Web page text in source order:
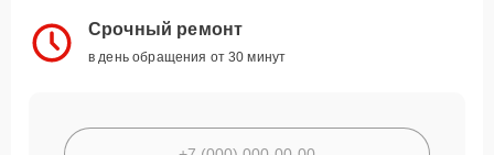
Срочный ремонт
в день обращения от 30 минут